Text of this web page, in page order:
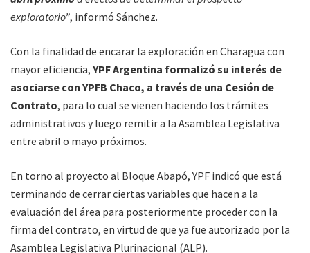
exploratorio”, informó Sánchez.
Con la finalidad de encarar la exploración en Charagua con
mayor eficiencia, YPF Argentina formalizó su interés de
asociarse con YPFB Chaco, a través de una Cesión de
Contrato, para lo cual se vienen haciendo los trámites
administrativos y luego remitir a la Asamblea Legislativa
entre abril o mayo próximos.
En torno al proyecto al Bloque Abapó, YPF indicó que está
terminando de cerrar ciertas variables que hacen a la
evaluación del área para posteriormente proceder con la
firma del contrato, en virtud de que ya fue autorizado por la
Asamblea Legislativa Plurinacional (ALP).